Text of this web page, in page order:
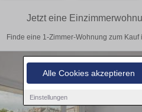
Alle Cookies akzeptieren
Einstellungen
Jetzt eine
Finde eine 1-Zimmer-Wohnung zum